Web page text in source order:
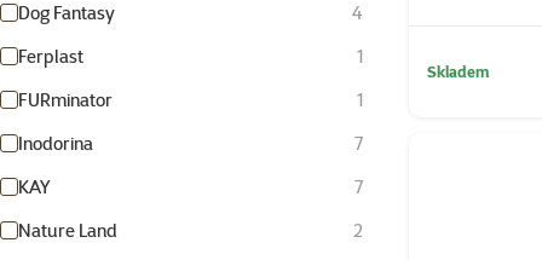
Dog Fantasy
4
Ferplast
1
FURminator
1
Inodorina
7
KAY
7
Nature Land
2
Skladem